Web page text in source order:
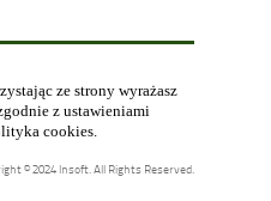
ze strony wyrażasz
z ustawieniami
cookies.
© 2024 Insoft. All Rights Reserved.